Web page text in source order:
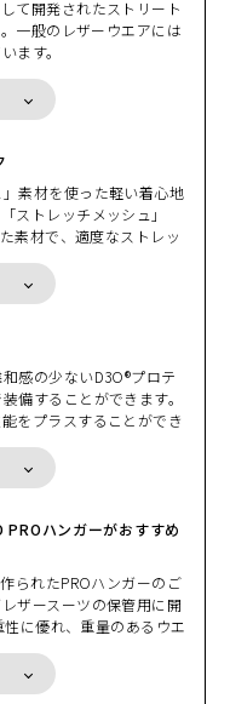
て開発されたストリート
一般のレザーウエアには
ます。
、ライディングシーンだ
考慮して開発を進めまし
、シルエットもすっきり
ットにもとことんこだわ
れたこだわりを体感いた
素材を使った軽い着心地
ストレッチメッシュ」
素材で、適度なストレッ
感の少ないD3O®プロテ
備することができます。
をプラスすることができ
ジャケットをお持ちの
、ワンピースタイプの
」」の着用を推奨します。
CHEST PROTECTOR Se
できません。
のD3O® VIPER STEALTH
とで、脊椎部分のプロテク
PROハンガーがおすすめ
られたPROハンガーのご
ザースーツの保管用に開
性に優れ、重量のあるウエ
ヘビーデューティな作り
ご利用ください。
カートに入れる
カートに入れる
カートに入れる